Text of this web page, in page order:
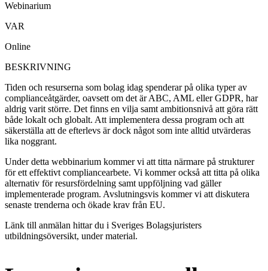
Webinarium
VAR
Online
BESKRIVNING
Tiden och resurserna som bolag idag spenderar på olika typer av
complianceåtgärder, oavsett om det är ABC, AML eller GDPR, har
aldrig varit större. Det finns en vilja samt ambitionsnivå att göra rätt
både lokalt och globalt. Att implementera dessa program och att
säkerställa att de efterlevs är dock något som inte alltid utvärderas
lika noggrant.
Under detta webbinarium kommer vi att titta närmare på strukturer
för ett effektivt compliancearbete. Vi kommer också att titta på olika
alternativ för resursfördelning samt uppföljning vad gäller
implementerade program. Avslutningsvis kommer vi att diskutera
senaste trenderna och ökade krav från EU.
Länk till anmälan hittar du i Sveriges Bolagsjuristers
utbildningsöversikt, under material.